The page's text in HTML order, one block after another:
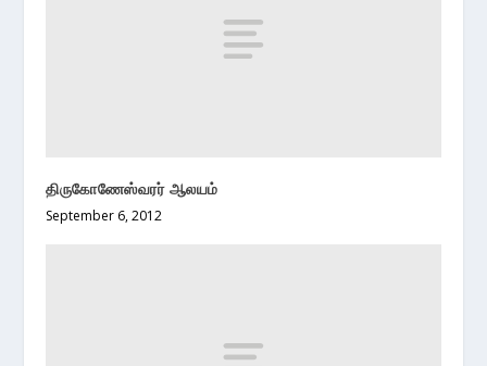
திருகோணேஸ்வரர் ஆலயம்
September 6, 2012